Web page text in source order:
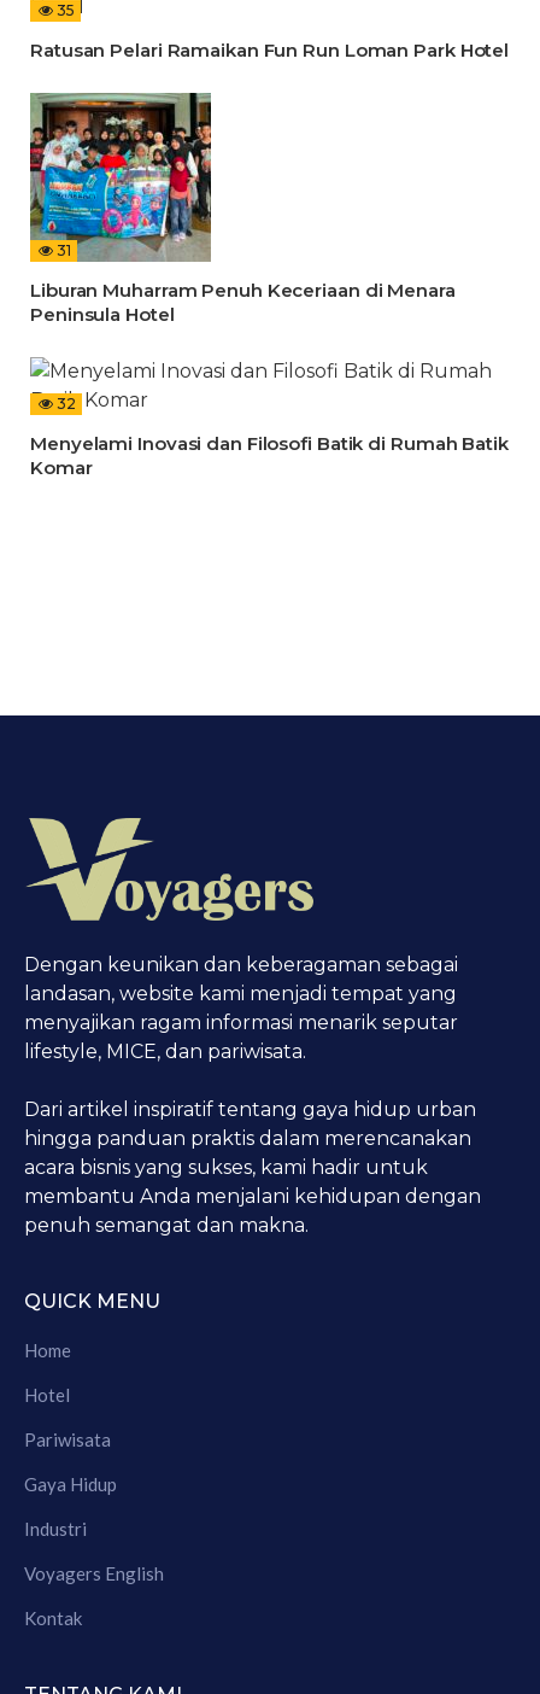
35
Ratusan Pelari Ramaikan Fun Run Loman Park Hotel
31
Liburan Muharram Penuh Keceriaan di Menara
Peninsula Hotel
32
Menyelami Inovasi dan Filosofi Batik di Rumah Batik
Komar
Dengan keunikan dan keberagaman sebagai
landasan, website kami menjadi tempat yang
menyajikan ragam informasi menarik seputar
lifestyle, MICE, dan pariwisata.
Dari artikel inspiratif tentang gaya hidup urban
hingga panduan praktis dalam merencanakan
acara bisnis yang sukses, kami hadir untuk
membantu Anda menjalani kehidupan dengan
penuh semangat dan makna.
QUICK MENU
Home
Hotel
Pariwisata
Gaya Hidup
Industri
Voyagers English
Kontak